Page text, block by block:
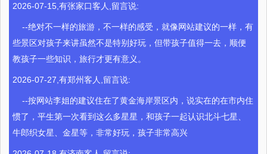
2026-07-15,有张家口客人,留言说:
--绝对不一样的旅游，不一样的感受，就像网站建议的一样，有
些景区对孩子来讲虽然不是特别好玩，但带孩子值得一去，顺便
教孩子一些知识，旅行才更有意义。
2026-07-27,有郑州客人,留言说:
--按网站李姐的建议住在了黄金海岸景区内，说实在的在市内住
惯了，平生第一次看到这么多星星，和孩子一起认识北斗七星、
牛郎织女星、金星等，非常好玩，孩子非常高兴